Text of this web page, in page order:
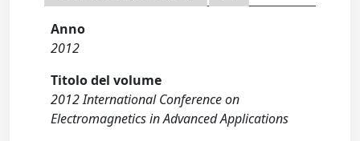
Anno
2012
Titolo del volume
2012 International Conference on
Electromagnetics in Advanced Applications